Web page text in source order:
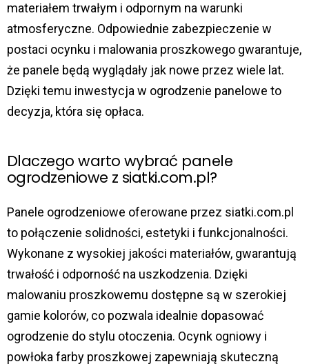
materiałem trwałym i odpornym na warunki
atmosferyczne. Odpowiednie zabezpieczenie w
postaci ocynku i malowania proszkowego gwarantuje,
że panele będą wyglądały jak nowe przez wiele lat.
Dzięki temu inwestycja w ogrodzenie panelowe to
decyzja, która się opłaca.
Dlaczego warto wybrać panele
ogrodzeniowe z siatki.com.pl?
Panele ogrodzeniowe oferowane przez siatki.com.pl
to połączenie solidności, estetyki i funkcjonalności.
Wykonane z wysokiej jakości materiałów, gwarantują
trwałość i odporność na uszkodzenia. Dzięki
malowaniu proszkowemu dostępne są w szerokiej
gamie kolorów, co pozwala idealnie dopasować
ogrodzenie do stylu otoczenia. Ocynk ogniowy i
powłoka farby proszkowej zapewniają skuteczną